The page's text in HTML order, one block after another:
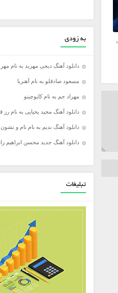
به زودی
دانلود آهنگ دیجی مهربد به نام مهر و
مسعود صادقلو به نام آهنربا
مهراد جم به نام کاپوچینو
دانلود آهنگ مجید یحیایی به نام رز
دانلود آهنگ ندیم به نام نام و نشون
دانلود آهنگ جدید محسن ابراهیم
تبلیغات